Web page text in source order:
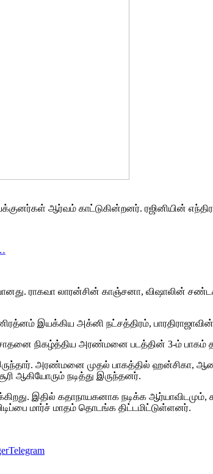
ஆர்வம் காட்டுகின்றனர். ரஜினியின்
ராகவா லாரன்சின் காஞ்சனா,
இயக்கிய அக்னி நட்சத்திரம்,
நிகழ்த்திய அரண்மனை படத்தின் 3-ம் பாகம்
அரண்மனை முதல் பாகத்தில் ஹன்சிகா,
ஆகியோரும் நடித்து இருந்தனர்.
இதில் கதாநாயகனாக நடிக்க
மார்ச் மாதம் தொடங்க திட்டமிட்டுள்ளனர்.
Telegram